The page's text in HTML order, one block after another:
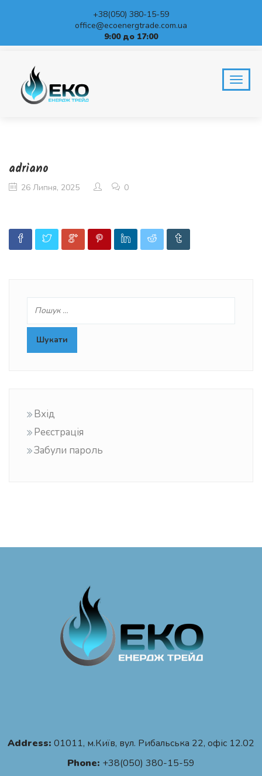
+38(050) 380-15-59
office@ecoenergtrade.com.ua
9:00 до 17:00
BLOG adriano
adriano
26 Липня, 2025 0
Вхід
Реєстрація
Забули пароль
Address: 01011, м.Київ, вул. Рибальська 22, офіс 12.02
Phone: +38(050) 380-15-59